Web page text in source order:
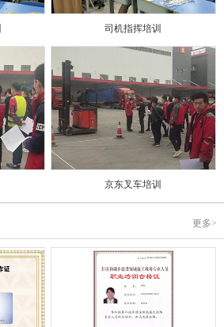
司机指挥培训
京东叉车培训
更多>